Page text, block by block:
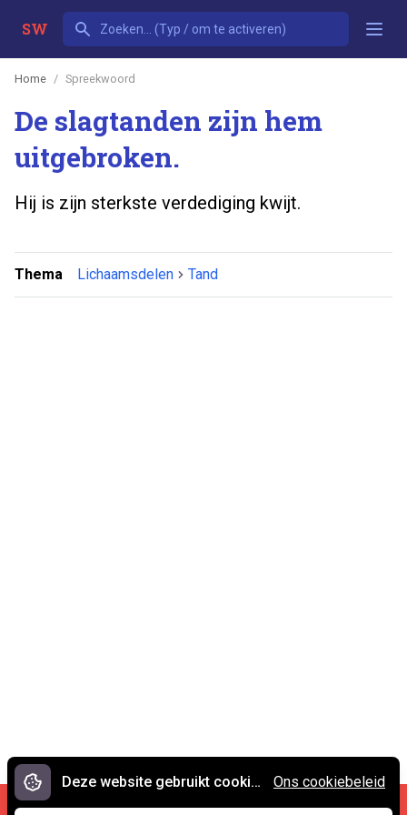
SW
Home Spreekwoord
De slagtanden zijn hem
uitgebroken.
Hij is zijn sterkste verdediging kwijt.
Thema Lichaamsdelen Tand
Cookies en privacy • Contact
Deze website gebruikt cookies. Ons cookiebeleid